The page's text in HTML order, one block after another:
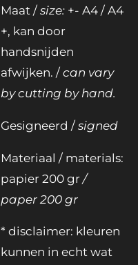
Maat / size: +- A4 / A4
+, kan door
handsnijden
afwijken. / can vary
by cutting by hand.
Gesigneerd / signed
Materiaal / materials:
papier 200 gr /
paper 200 gr
* disclaimer: kleuren
kunnen in echt wat